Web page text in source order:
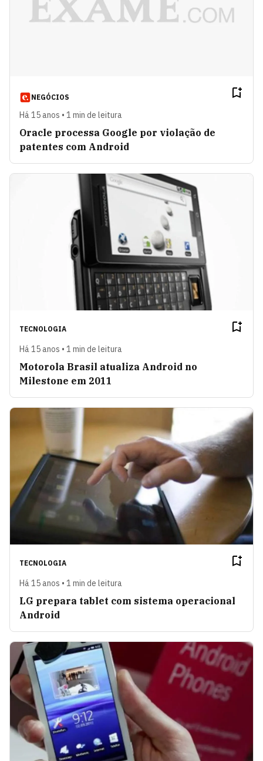
NEGÓCIOS
Há 15 anos • 1 min de leitura
Oracle processa Google por violação de
patentes com Android
TECNOLOGIA
Há 15 anos • 1 min de leitura
Motorola Brasil atualiza Android no
Milestone em 2011
TECNOLOGIA
Há 15 anos • 1 min de leitura
LG prepara tablet com sistema operacional
Android